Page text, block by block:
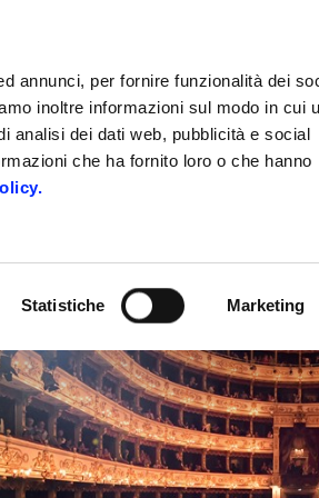
annunci, per fornire funzionalità dei
inoltre informazioni sul modo in cui
analisi dei dati web, pubblicità e social
che ha fornito loro o che hanno
Statistiche Marketing
e-Payment Contatti
e Cultura Natura, Sport e